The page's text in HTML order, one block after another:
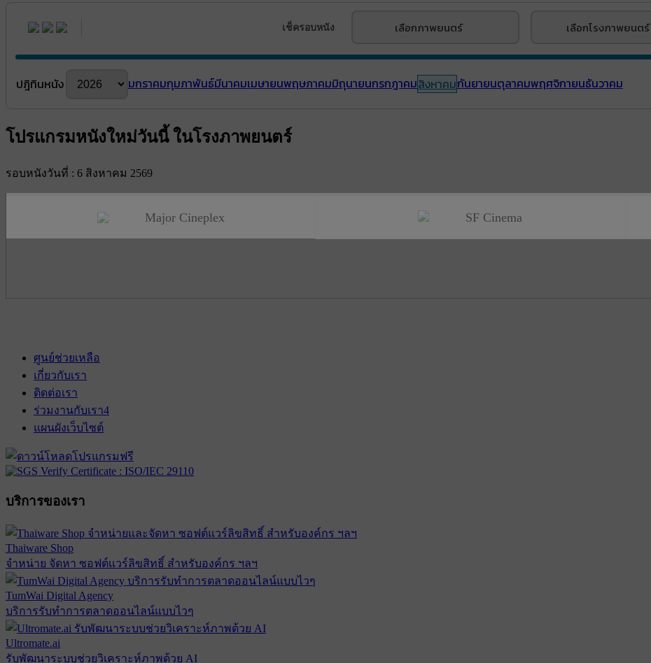
เช็ครอบหนัง เลือกภาพยนตร์ เลือกโรงภาพยนตร์
ปฎิทินหนัง มกราคมกุมภาพันธ์มีนาคมเมษายนพฤษภาคมมิถุนายนกรกฎาคมสิงหาคมกันยายนตุลาคมพฤศจิกายนธันวาคม
โปรแกรมหนังใหม่วันนี้ ในโรงภาพยนตร์
รอบหนังวันที่ : 6 สิงหาคม 2569
Major Cineplex SF Cinema
ศูนย์ช่วยเหลือ
เกี่ยวกับเรา
ติดต่อเรา
ร่วมงานกับเรา4
แผนผังเว็บไซต์
บริการของเรา
Thaiware Shop
จำหน่าย จัดหา ซอฟต์แวร์ลิขสิทธิ์ สำหรับองค์กร ฯลฯ
TumWai Digital Agency
บริการรับทำการตลาดออนไลน์แบบไวๆ
Ultromate.ai
รับพัฒนาระบบช่วยวิเคราะห์ภาพด้วย AI